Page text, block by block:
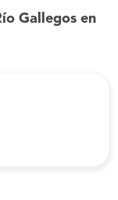
Gallegos en